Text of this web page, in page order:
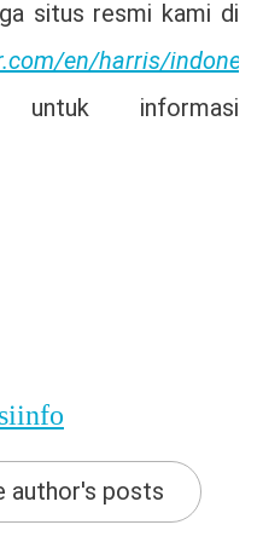
situs resmi kami di
en/harris/
informasi
author's posts